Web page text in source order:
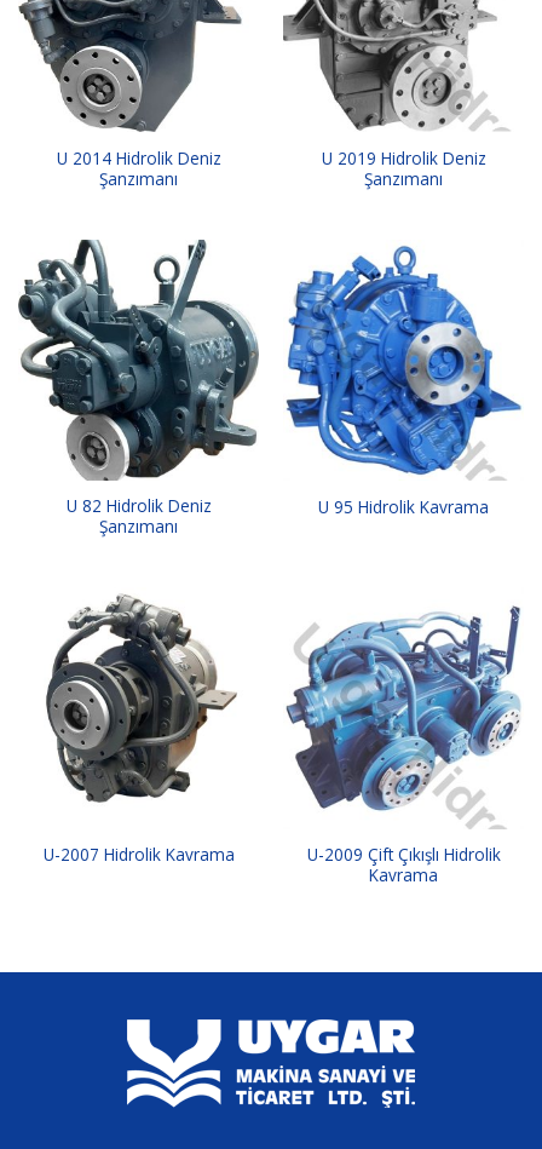
U 2014 Hidrolik Deniz
Şanzımanı
U 2019 Hidrolik Deniz
Şanzımanı
U 82 Hidrolik Deniz
Şanzımanı
U 95 Hidrolik Kavrama
U-2007 Hidrolik Kavrama
U-2009 Çift Çıkışlı Hidrolik
Kavrama